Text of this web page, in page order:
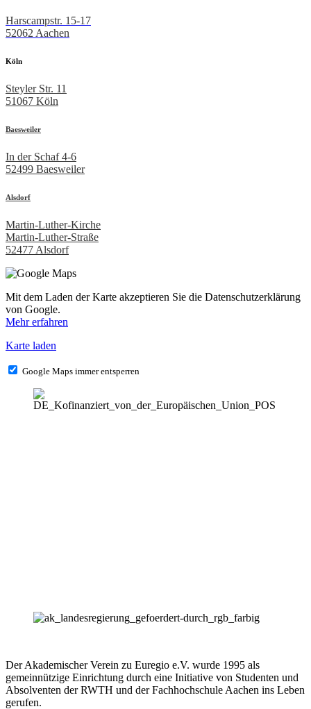
Harscampstr. 15-17
52062 Aachen
Köln
Steyler Str. 11
51067 Köln
Baesweiler
In der Schaf 4-6
52499 Baesweiler
Alsdorf
Martin-Luther-Kirche
Martin-Luther-Straße
52477 Alsdorf
Mit dem Laden der Karte akzeptieren Sie die Datenschutzerklärung
von Google.
Mehr erfahren
Karte laden
Google Maps immer entsperren
Der Akademischer Verein zu Euregio e.V. wurde 1995 als
gemeinnützige Einrichtung durch eine Initiative von Studenten und
Absolventen der RWTH und der Fachhochschule Aachen ins Leben
gerufen.